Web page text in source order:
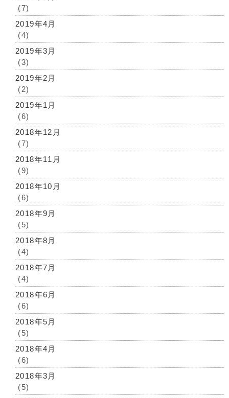
(7)
2019年4月
(4)
2019年3月
(3)
2019年2月
(2)
2019年1月
(6)
2018年12月
(7)
2018年11月
(9)
2018年10月
(6)
2018年9月
(5)
2018年8月
(4)
2018年7月
(4)
2018年6月
(6)
2018年5月
(5)
2018年4月
(6)
2018年3月
(5)